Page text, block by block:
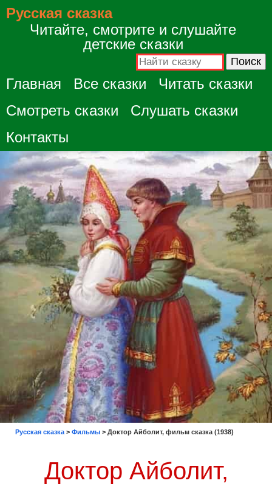
Русская сказка
Читайте, смотрите и слушайте
детские сказки
Главная Все сказки
Читать сказки
Смотреть сказки
Слушать сказки
Контакты
Русская сказка > Фильмы > Доктор Айболит, фильм сказка (1938)
Доктор Айболит,